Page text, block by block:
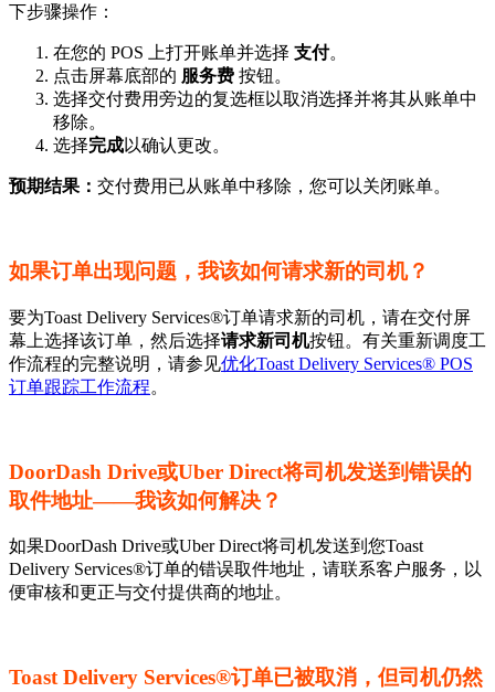
下步骤操作：
在您的 POS 上打开账单并选择 支付。
点击屏幕底部的 服务费 按钮。
选择交付费用旁边的复选框以取消选择并将其从账单中
移除。
选择完成以确认更改。
预期结果： 交付费用已从账单中移除，您可以关闭账单。
如果订单出现问题，我该如何请求新的司机？
要为Toast Delivery Services®订单请求新的司机，请在交付屏
幕上选择该订单，然后选择请求新司机按钮。有关重新调度工
作流程的完整说明，请参见优化Toast Delivery Services® POS
订单跟踪工作流程。
DoorDash Drive或Uber Direct将司机发送到错误的
取件地址——我该如何解决？
如果DoorDash Drive或Uber Direct将司机发送到您Toast
Delivery Services®订单的错误取件地址，请联系客户服务，以
便审核和更正与交付提供商的地址。
Toast Delivery Services®订单已被取消，但司机仍然